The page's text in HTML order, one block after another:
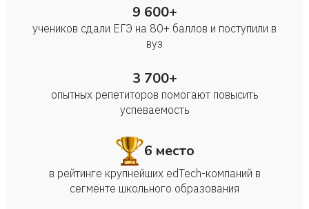
9 600+
учеников сдали ЕГЭ на 80+ баллов и поступили в
вуз
3 700+
опытных репетиторов помогают повысить
успеваемость
6 место
в рейтинге крупнейших edTech-компаний в
сегменте школьного образования